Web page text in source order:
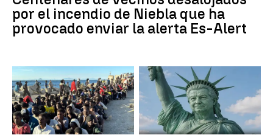
por el incendio de Niebla que ha
provocado enviar la alerta Es-Alert